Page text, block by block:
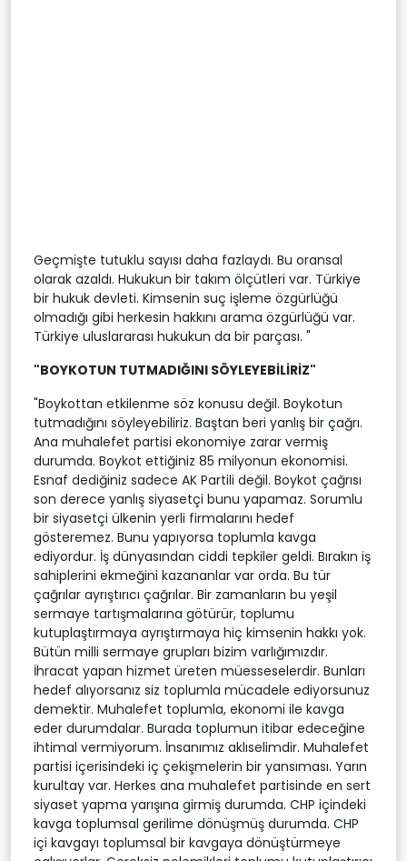
Geçmişte tutuklu sayısı daha fazlaydı. Bu oransal
olarak azaldı. Hukukun bir takım ölçütleri var. Türkiye
bir hukuk devleti. Kimsenin suç işleme özgürlüğü
olmadığı gibi herkesin hakkını arama özgürlüğü var.
Türkiye uluslararası hukukun da bir parçası. "
"BOYKOTUN TUTMADIĞINI SÖYLEYEBİLİRİZ"
"Boykottan etkilenme söz konusu değil. Boykotun
tutmadığını söyleyebiliriz. Baştan beri yanlış bir çağrı.
Ana muhalefet partisi ekonomiye zarar vermiş
durumda. Boykot ettiğiniz 85 milyonun ekonomisi.
Esnaf dediğiniz sadece AK Partili değil. Boykot çağrısı
son derece yanlış siyasetçi bunu yapamaz. Sorumlu
bir siyasetçi ülkenin yerli firmalarını hedef
gösteremez. Bunu yapıyorsa toplumla kavga
ediyordur. İş dünyasından ciddi tepkiler geldi. Bırakın iş
sahiplerini ekmeğini kazananlar var orda. Bu tür
çağrılar ayrıştırıcı çağrılar. Bir zamanların bu yeşil
sermaye tartışmalarına götürür, toplumu
kutuplaştırmaya ayrıştırmaya hiç kimsenin hakkı yok.
Bütün milli sermaye grupları bizim varlığımızdır.
İhracat yapan hizmet üreten müesseselerdir. Bunları
hedef alıyorsanız siz toplumla mücadele ediyorsunuz
demektir. Muhalefet toplumla, ekonomi ile kavga
eder durumdalar. Burada toplumun itibar edeceğine
ihtimal vermiyorum. İnsanımız aklıselimdir. Muhalefet
partisi içerisindeki iç çekişmelerin bir yansıması. Yarın
kurultay var. Herkes ana muhalefet partisinde en sert
siyaset yapma yarışına girmiş durumda. CHP içindeki
kavga toplumsal gerilime dönüşmüş durumda. CHP
içi kavgayı toplumsal bir kavgaya dönüştürmeye